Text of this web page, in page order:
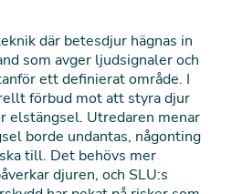
där betesdjur hägnas in
som avger ljudsignaler och
ett definierat område. I
förbud mot att styra djur
elstängsel. Utredaren menar
borde undantas, någonting
till. Det behövs mer
djuren, och SLU:s